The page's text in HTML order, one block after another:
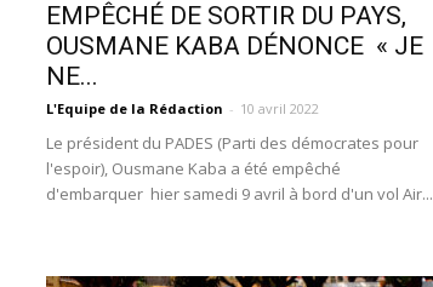
EMPÊCHÉ DE SORTIR DU PAYS,
OUSMANE KABA DÉNONCE « JE
NE...
L'Equipe de la Rédaction - 10 avril 2022
Le président du PADES (Parti des démocrates pour
l'espoir), Ousmane Kaba a été empêché
d'embarquer hier samedi 9 avril à bord d'un vol Air...